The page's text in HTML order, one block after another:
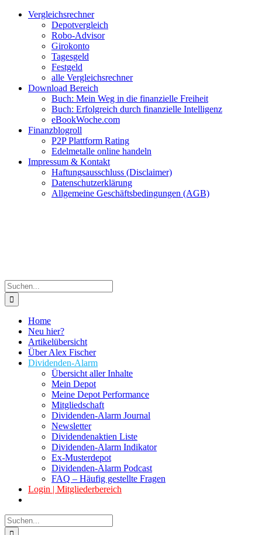
Zum
Facebook
Twitter
Instagram
Pinterest
YouTubeVergleichsrechner
Depotvergleich
Robo-Advisor
Girokonto
Tagesgeld
Festgeld
alle Vergleichsrechner
Download Bereich
Buch: Mein Weg in die finanzielle Freiheit
Buch: Erfolgreich durch finanzielle Intelligenz
eBookWoche.com
Finanzblogroll
P2P Plattform Rating
Edelmetalle online handeln
Impressum & Kontakt
Haftungsausschluss (Disclaimer)
Datenschutzerklärung
Allgemeine Geschäftsbedingungen (AGB)
Suche
nach:
Home
Neu hier?
Artikelübersicht
Über Alex Fischer
Dividenden-Alarm
Übersicht aller Inhalte
Mein Depot
Meine Depot Performance
Mitgliedschaft
Dividenden-Alarm Journal
Newsletter
Dividendenaktien Liste
Dividenden-Alarm Indikator
Ex-Musterdepot
Dividenden-Alarm Podcast
FAQ – Häufig gestellte Fragen
Login | Mitgliederbereich
Suche
nach: